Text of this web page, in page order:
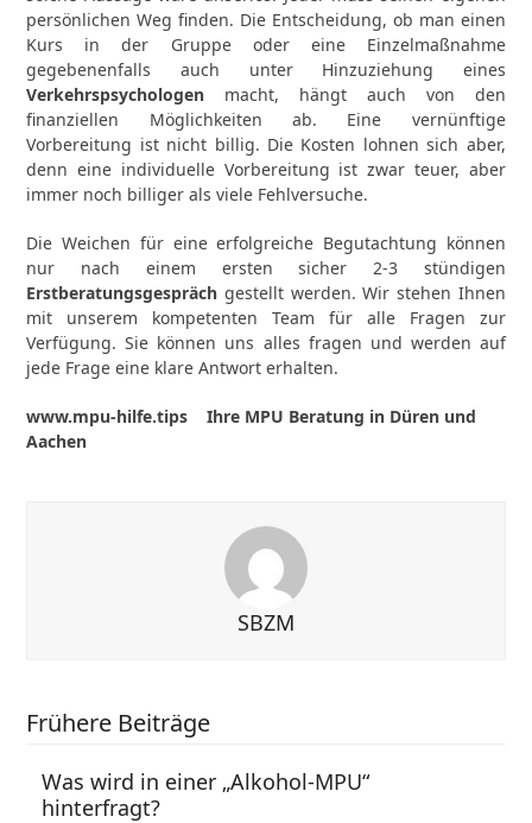
persönlichen Weg finden. Die Entscheidung, ob man einen
Kurs in der Gruppe oder eine Einzelmaßnahme
gegebenenfalls auch unter Hinzuziehung eines
Verkehrspsychologen macht, hängt auch von den
finanziellen Möglichkeiten ab. Eine vernünftige
Vorbereitung ist nicht billig. Die Kosten lohnen sich aber,
denn eine individuelle Vorbereitung ist zwar teuer, aber
immer noch billiger als viele Fehlversuche.
Die Weichen für eine erfolgreiche Begutachtung können
nur nach einem ersten sicher 2-3 stündigen
Erstberatungsgespräch gestellt werden. Wir stehen Ihnen
mit unserem kompetenten Team für alle Fragen zur
Verfügung. Sie können uns alles fragen und werden auf
jede Frage eine klare Antwort erhalten.
www.mpu-hilfe.tips Ihre MPU Beratung in Düren und
Aachen
SBZM
Frühere Beiträge
Was wird in einer „Alkohol-MPU“
hinterfragt?